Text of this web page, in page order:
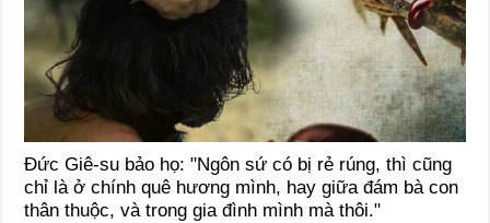
Đức Giê-su bảo họ: "Ngôn sứ có bị rẻ rúng, thì cũng
chỉ là ở chính quê hương mình, hay giữa đám bà con
thân thuộc, và trong gia đình mình mà thôi."